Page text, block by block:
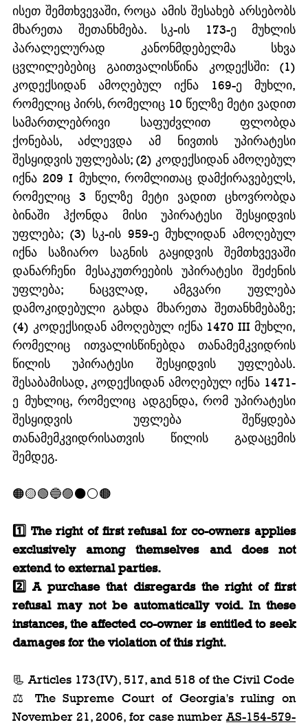
ისეთ შემთხვევაში, როცა ამის შესახებ არსებობს
მხარეთა შეთანხმება. სკ-ის 173-ე მუხლის
პარალელურად კანონმდებელმა სხვა
ცვლილებებიც გაითვალისწინა კოდექსში: (1)
კოდექსიდან ამოღებულ იქნა 169-ე მუხლი,
რომელიც პირს, რომელიც 10 წელზე მეტი ვადით
სამართლებრივი საფუძვლით ფლობდა
ქონებას, აძლევდა ამ ნივთის უპირატესი
შესყიდვის უფლებას; (2) კოდექსიდან ამოღებულ
იქნა 209 I მუხლი, რომლითაც დამქირავებელს,
რომელიც 3 წელზე მეტი ვადით ცხოვრობდა
ბინაში ჰქონდა მისი უპირატესი შესყიდვის
უფლება; (3) სკ-ის 959-ე მუხლიდან ამოღებულ
იქნა საზიარო საგნის გაყიდვის შემთხვევაში
დანარჩენი მესაკუთრეების უპირატესი შეძენის
უფლება; ნაცვლად, ამგვარი უფლება
დამოკიდებული გახდა მხარეთა შეთანხმებაზე;
(4) კოდექსიდან ამოღებულ იქნა 1470 III მუხლი,
რომელიც ითვალისწინებდა თანამემკვიდრის
წილის უპირატესი შესყიდვის უფლებას.
შესაბამისად, კოდექსიდან ამოღებულ იქნა 1471-
ე მუხლიც, რომელიც ადგენდა, რომ უპირატესი
შესყიდვის უფლება შეწყდება
თანამემკვიდრისათვის წილის გადაცემის
შემდეგ.
🟠🟡🟢🔵🟣⚫️⚪️🟤
1️⃣ The right of first refusal for co-owners applies
exclusively among themselves and does not
extend to external parties.
2️⃣ A purchase that disregards the right of first
refusal may not be automatically void. In these
instances, the affected co-owner is entitled to seek
damages for the violation of this right.
📃 Articles 173(IV), 517, and 518 of the Civil Code
⚖️ The Supreme Court of Georgia's ruling on
November 21, 2006, for case number AS-154-579-